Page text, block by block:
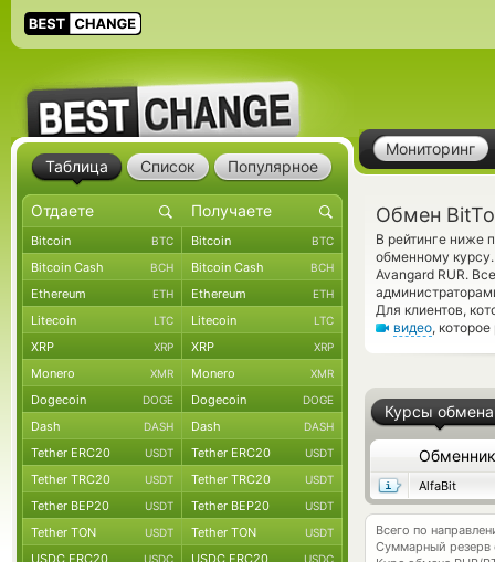
Мониторинг
Обмен
В рейтинге ниже
обменному
Avangard RUR.
Для клиентов,
видео,
Курсы обмена
Обменник
AlfaBit
Всего по
Суммарный резерв
Таблица Список Популярное
Bitcoin BTC Bitcoin BTC
Bitcoin Cash BCH Bitcoin Cash BCH
Ethereum ETH Ethereum ETH
Litecoin LTC Litecoin LTC
XRP XRP XRP XRP
Monero XMR Monero XMR
Dogecoin DOGE Dogecoin DOGE
Dash DASH Dash DASH
Tether ERC20 USDT Tether ERC20 USDT
Tether TRC20 USDT Tether TRC20 USDT
Tether BEP20 USDT Tether BEP20 USDT
Tether TON USDT Tether TON USDT
USDC ERC20 USDC USDC ERC20 USDC